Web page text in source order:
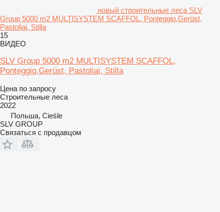
новый строительные леса SLV
Group 5000 m2 MULTISYSTEM SCAFFOL, Ponteggio,Gerüst,
Pastoliai, Stilla
15
ВИДЕО
SLV Group 5000 m2 MULTISYSTEM SCAFFOL,
Ponteggio,Gerüst, Pastoliai, Stilla
Цена по запросу
Строительные леса
2022
Польша, Cieśle
SLV GROUP
Связаться с продавцом